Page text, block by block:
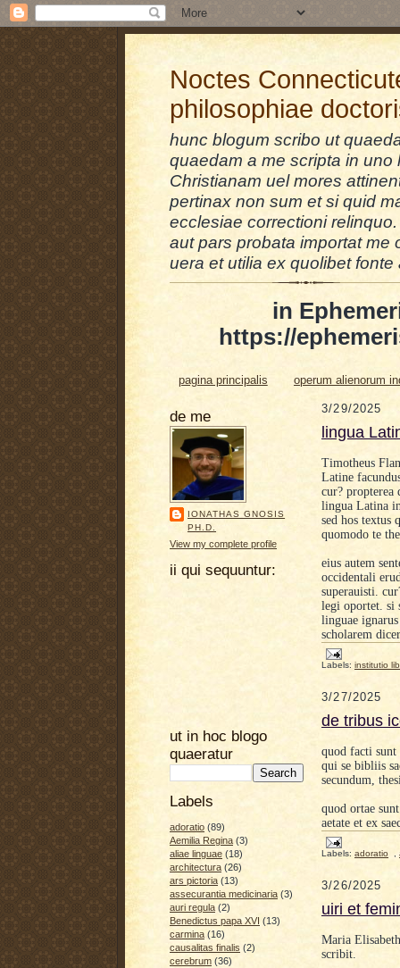
Noctes
philosophiae
hunc blogum scribo ut
quaedam a me scripta in
Christianam uel mores
pertinax non sum et si quid
ecclesiae correctioni
aut pars probata importat me
uera et utilia ex quolibet fonte
in
https://
pagina principalis operum alienorum
de me
IONATHAS GNOSIS
PH.D.
View my complete profile
ii qui sequuntur:
ut in hoc blogo
quaeratur
Labels
adoratio (89)
Aemilia Regina (3)
aliae linguae (18)
architectura (26)
ars pictoria (13)
assecurantia medicinaria (3)
auri regula (2)
Benedictus papa XVI (13)
carmina (16)
causalitas finalis (2)
cerebrum (36)
3/29/2025
lingua
Timotheus
Latine
cur? propterea
lingua Latina
sed hos textus
quomodo te
eius autem
occidentali
superauisti.
legi oportet. si
linguae
scholarem
Labels: institutio
3/27/2025
de tribus
quod facti
qui se bibliis
secundum,
quod ortae
aetate et ex
Labels: adoratio
3/26/2025
uiri et
Maria
scribit.